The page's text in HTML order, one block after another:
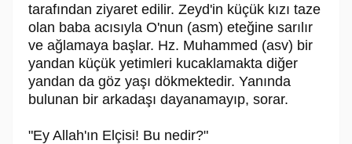
tarafından ziyaret edilir. Zeyd'in küçük kızı taze
olan baba acısıyla O'nun (asm) eteğine sarılır
ve ağlamaya başlar. Hz. Muhammed (asv) bir
yandan küçük yetimleri kucaklamakta diğer
yandan da göz yaşı dökmektedir. Yanında
bulunan bir arkadaşı dayanamayıp, sorar.
"Ey Allah'ın Elçisi! Bu nedir?"